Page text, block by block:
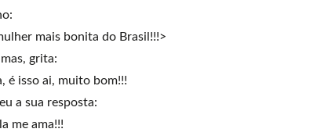
mais bonita do Brasil!!!>
grita:
é isso ai, muito bom!!!
a sua resposta:
me ama!!!